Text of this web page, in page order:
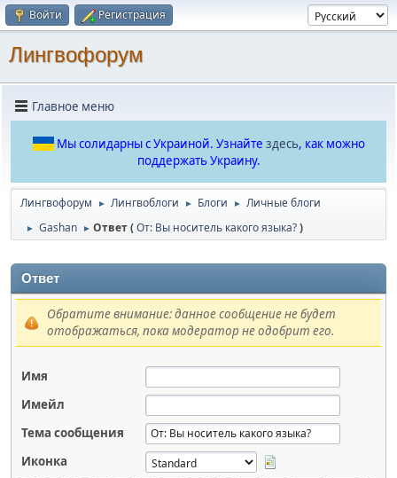
Войти Регистрация
Лингвофорум
Главное меню
Мы солидарны с Украиной. Узнайте здесь, как можно
поддержать Украину.
Лингвофорум ► Лингвоблоги ► Блоги ► Личные блоги
► Gashan ► Ответ (От: Вы носитель какого языка?)
Ответ
Обратите внимание: данное сообщение не будет
отображаться, пока модератор не одобрит его.
Имя
Имейл
Тема сообщения
Иконка